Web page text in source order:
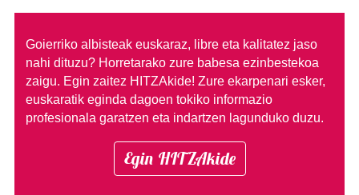
Goierriko albisteak euskaraz, libre eta kalitatez jaso
nahi dituzu? Horretarako zure babesa ezinbestekoa
zaigu. Egin zaitez HITZAkide! Zure ekarpenari esker,
euskaratik eginda dagoen tokiko informazio
profesionala garatzen eta indartzen lagunduko duzu.
Egin HITZAkide